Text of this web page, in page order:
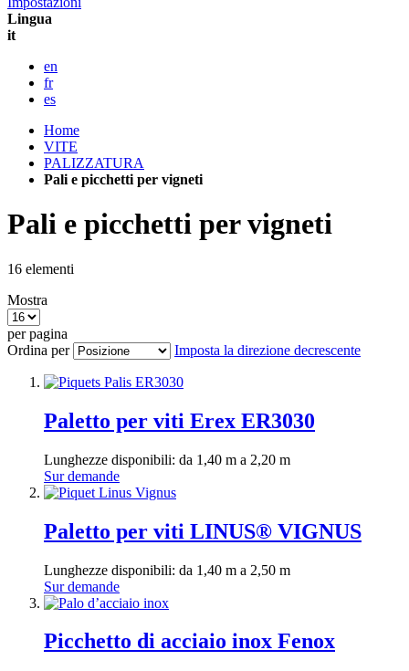
Lingua
it
en
fr
es
Home
VITE
PALIZZATURA
Pali e picchetti per vigneti
Pali e picchetti per vigneti
16 elementi
Mostra
per pagina
Ordina per
Imposta la direzione decrescente
Paletto per viti Erex ER3030
Lunghezze disponibili: da 1,40 m a 2,20 m
Sur demande
Paletto per viti LINUS® VIGNUS
Lunghezze disponibili: da 1,40 m a 2,50 m
Sur demande
Picchetto di acciaio inox Fenox